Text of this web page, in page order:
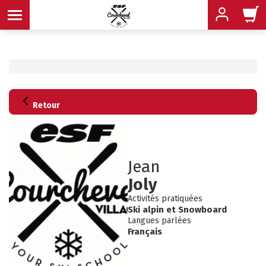
MENU
INFOS PRATIQUES
MENU
CONSEILS
MENU
MENU
MENU
MENU
Retour
Jean
Joly
Activités pratiquées
Ski alpin et Snowboard
Langues parlées
Français